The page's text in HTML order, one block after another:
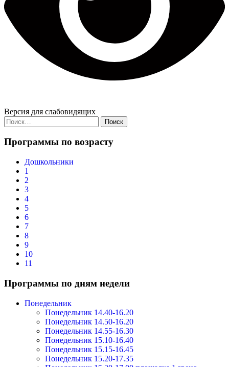
Версия для слабовидящих
Найти:
Программы по возрасту
Дошкольники
1
2
3
4
5
6
7
8
9
10
11
Программы по дням недели
Понедельник
Понедельник 14.40-16.20
Понедельник 14.50-16.20
Понедельник 14.55-16.30
Понедельник 15.10-16.40
Понедельник 15.15-16.45
Понедельник 15.20-17.35